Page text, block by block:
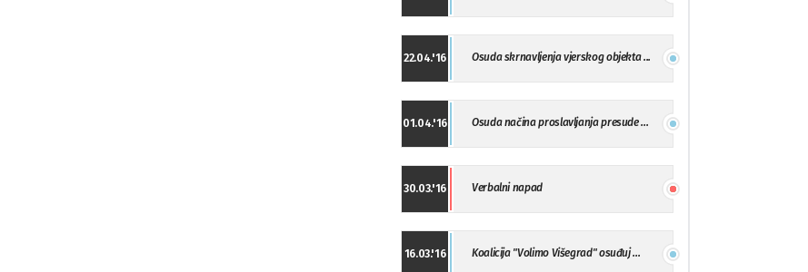
22.04.'16 Osuda skrnavljenja vjerskog objekta ...
01.04.'16 Osuda načina proslavljanja presude ...
30.03.'16 Verbalni napad
16.03.'16 Koalicija "Volimo Višegrad" osuđuj ...